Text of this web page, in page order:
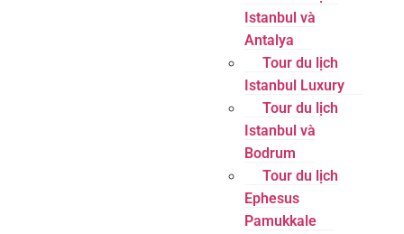
Istanbul và
Antalya
Tour du lịch
Istanbul Luxury
Tour du lịch
Istanbul và
Bodrum
Tour du lịch
Ephesus
Pamukkale